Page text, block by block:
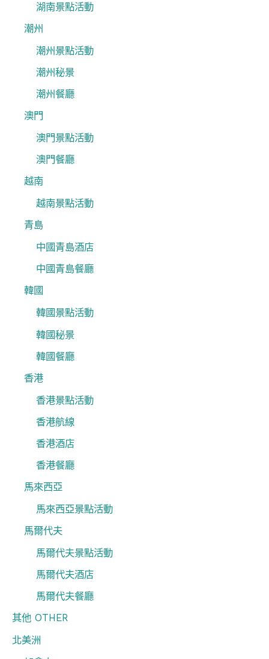
湖南景點活動
潮州
潮州景點活動
潮州秘景
潮州餐廳
澳門
澳門景點活動
澳門餐廳
越南
越南景點活動
青島
中國青島酒店
中國青島餐廳
韓國
韓國景點活動
韓國秘景
韓國餐廳
香港
香港景點活動
香港航線
香港酒店
香港餐廳
馬來西亞
馬來西亞景點活動
馬爾代夫
馬爾代夫景點活動
馬爾代夫酒店
馬爾代夫餐廳
其他 OTHER
北美洲